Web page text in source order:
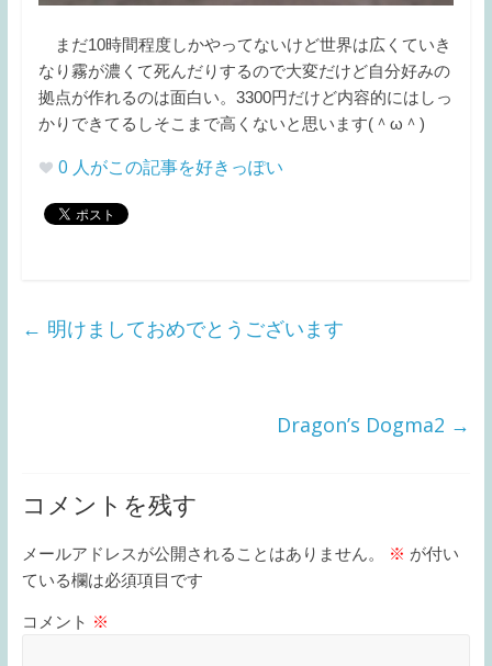
まだ10時間程度しかやってないけど世界は広くていき
なり霧が濃くて死んだりするので大変だけど自分好みの
拠点が作れるのは面白い。3300円だけど内容的にはしっ
かりできてるしそこまで高くないと思います(＾ω＾)
0 人がこの記事を好きっぽい
← 明けましておめでとうございます
Dragon’s Dogma2 →
コメントを残す
メールアドレスが公開されることはありません。 ※ が付い
ている欄は必須項目です
コメント ※